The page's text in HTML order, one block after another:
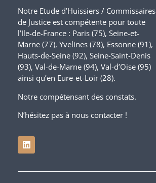
Notre Etude d’Huissiers / Commissaires
de Justice est compétente pour toute
l’Ile-de-France : Paris (75), Seine-et-
Marne (77), Yvelines (78), Essonne (91),
Hauts-de-Seine (92), Seine-Saint-Denis
(93), Val-de-Marne (94), Val-d’Oise (95)
ainsi qu’en Eure-et-Loir (28).
Notre compétensant des constats.
N’hésitez pas à nous contacter !